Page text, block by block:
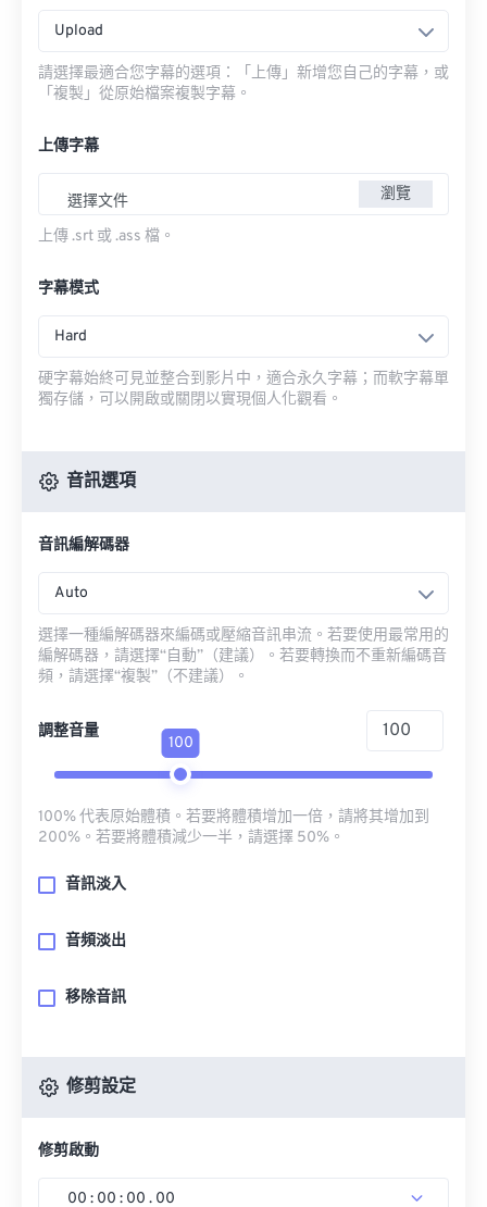
Upload
請選擇最適合您字幕的選項：「上傳」新增您自己的字幕，或
「複製」從原始檔案複製字幕。
上傳字幕
選擇文件 瀏覽
上傳 .srt 或 .ass 檔。
字幕模式
Hard
硬字幕始終可見並整合到影片中，適合永久字幕；而軟字幕單
獨存儲，可以開啟或關閉以實現個人化觀看。
音訊選項
音訊編解碼器
Auto
選擇一種編解碼器來編碼或壓縮音訊串流。若要使用最常用的
編解碼器，請選擇“自動”（建議）。若要轉換而不重新編碼音
頻，請選擇“複製”（不建議）。
調整音量
100
100% 代表原始體積。若要將體積增加一倍，請將其增加到
200%。若要將體積減少一半，請選擇 50%。
音訊淡入
音頻淡出
移除音訊
修剪設定
修剪啟動
00 : 00 : 00 . 00